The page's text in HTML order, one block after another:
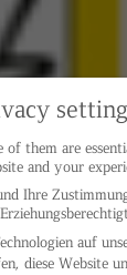
of them are
and your
Ihre
auf
diese Website